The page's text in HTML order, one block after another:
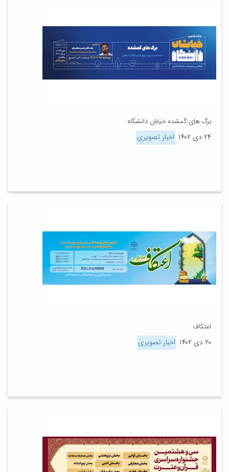
برگ های گمشده خیابان دانشگاه
۲۴ دی ۱۴۰۲ اخبار تصویری
اعتکاف
۲۰ دی ۱۴۰۲ اخبار تصویری